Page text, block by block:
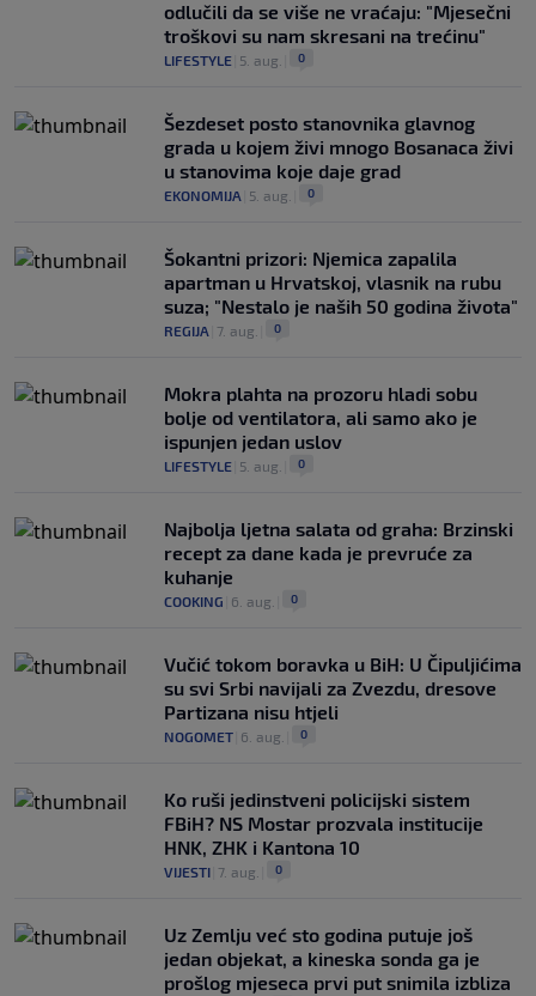
odlučili da se više ne vraćaju: "Mjesečni
troškovi su nam skresani na trećinu"
LIFESTYLE 5. aug. 0
Šezdeset posto stanovnika glavnog
grada u kojem živi mnogo Bosanaca živi
u stanovima koje daje grad
EKONOMIJA 5. aug. 0
Šokantni prizori: Njemica zapalila
apartman u Hrvatskoj, vlasnik na rubu
suza; "Nestalo je naših 50 godina života"
REGIJA 7. aug. 0
Mokra plahta na prozoru hladi sobu
bolje od ventilatora, ali samo ako je
ispunjen jedan uslov
LIFESTYLE 5. aug. 0
Najbolja ljetna salata od graha: Brzinski
recept za dane kada je prevruće za
kuhanje
COOKING 6. aug. 0
Vučić tokom boravka u BiH: U Čipuljićima
su svi Srbi navijali za Zvezdu, dresove
Partizana nisu htjeli
NOGOMET 6. aug. 0
Ko ruši jedinstveni policijski sistem
FBiH? NS Mostar prozvala institucije
HNK, ZHK i Kantona 10
VIJESTI 7. aug. 0
Uz Zemlju već sto godina putuje još
jedan objekat, a kineska sonda ga je
prošlog mjeseca prvi put snimila izbliza